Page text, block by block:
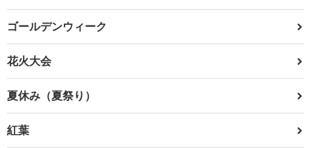
ゴールデンウィーク
花火大会
夏休み（夏祭り）
紅葉